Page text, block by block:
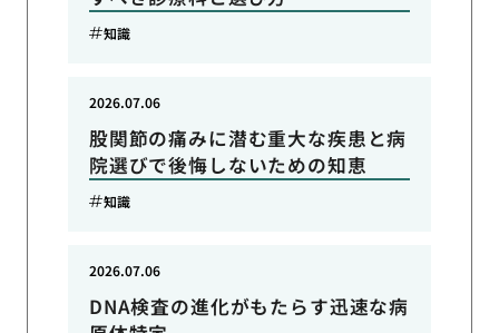
知識
股関節の痛みに潜む重大な疾患と病
院選びで後悔しないための知恵
2026.07.06
知識
DNA検査の進化がもたらす迅速な病
2026.07.06